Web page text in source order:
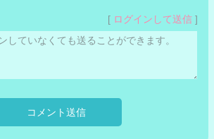
[ ログインして送信 ]
コメント送信